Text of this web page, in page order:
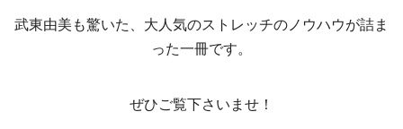
武東由美も驚いた、大人気のストレッチのノウハウが詰ま
った一冊です。
ぜひご覧下さいませ！